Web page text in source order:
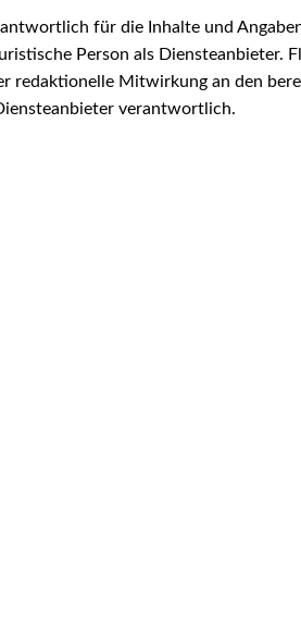
für die Inhalte und
Person als Diensteanbieter.
Mitwirkung an den
verantwortlich.